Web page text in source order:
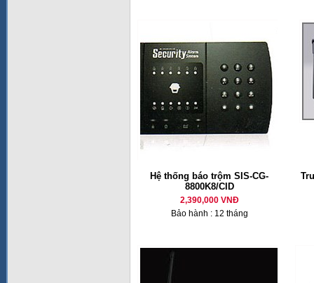
Hệ thống báo trộm SIS-CG-
8800K8/CID
2,390,000 VNĐ
Bảo hành : 12 tháng